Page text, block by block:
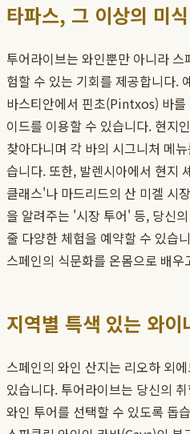
타파스, 그 이상의 미
투어라이브는 와인뿐만 아니라
험할 수 있는 기회를 제공합니다.
바스티안에서 핀초(Pintxos) 바
이드를 이용할 수 있습니다. 현지
찾아다니며 각 바의 시그니처 메
습니다. 또한, 발렌시아에서 현지
클래스'나 마드리드의 산 미겔 시
을 알려주는 '시장 투어' 등, 당신
줄 다양한 체험을 예약할 수 있습
스페인의 식문화를 온몸으로 배
지역별 특색 있는 와
스페인의 와인 산지는 리오하 외
있습니다. 투어라이브는 당신의
와인 투어를 선택할 수 있도록 돕